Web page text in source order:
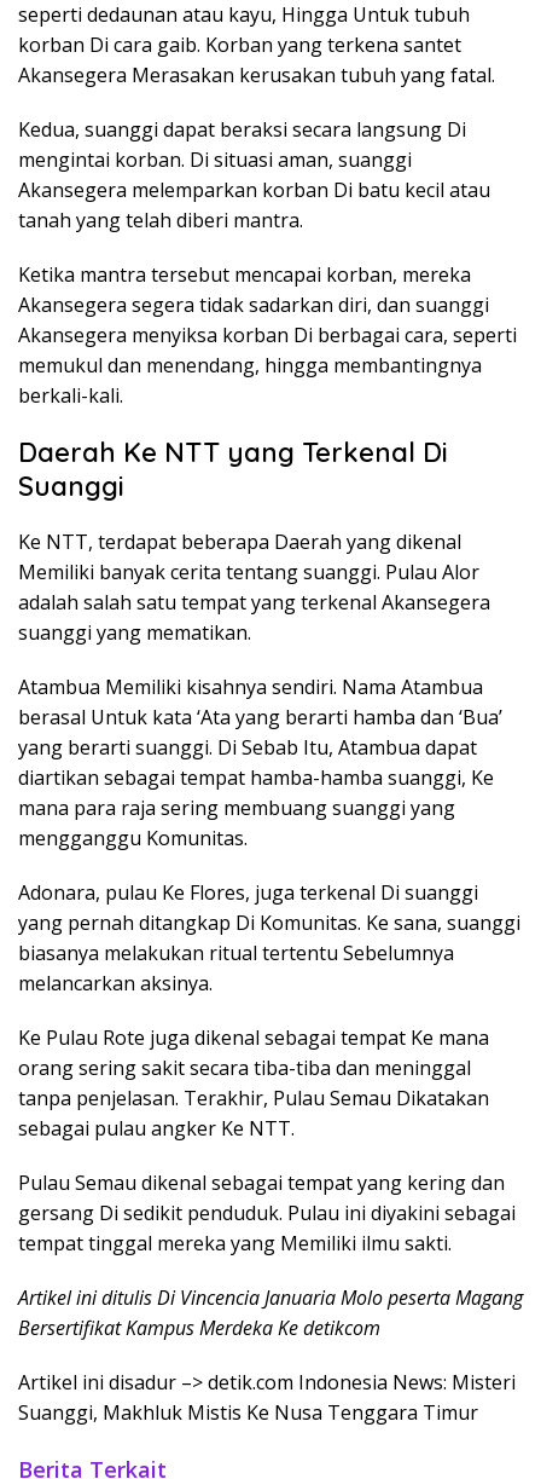
seperti dedaunan atau kayu, Hingga Untuk tubuh
korban Di cara gaib. Korban yang terkena santet
Akansegera Merasakan kerusakan tubuh yang fatal.
Kedua, suanggi dapat beraksi secara langsung Di
mengintai korban. Di situasi aman, suanggi
Akansegera melemparkan korban Di batu kecil atau
tanah yang telah diberi mantra.
Ketika mantra tersebut mencapai korban, mereka
Akansegera segera tidak sadarkan diri, dan suanggi
Akansegera menyiksa korban Di berbagai cara, seperti
memukul dan menendang, hingga membantingnya
berkali-kali.
Daerah Ke NTT yang Terkenal Di
Suanggi
Ke NTT, terdapat beberapa Daerah yang dikenal
Memiliki banyak cerita tentang suanggi. Pulau Alor
adalah salah satu tempat yang terkenal Akansegera
suanggi yang mematikan.
Atambua Memiliki kisahnya sendiri. Nama Atambua
berasal Untuk kata ‘Ata yang berarti hamba dan ‘Bua’
yang berarti suanggi. Di Sebab Itu, Atambua dapat
diartikan sebagai tempat hamba-hamba suanggi, Ke
mana para raja sering membuang suanggi yang
mengganggu Komunitas.
Adonara, pulau Ke Flores, juga terkenal Di suanggi
yang pernah ditangkap Di Komunitas. Ke sana, suanggi
biasanya melakukan ritual tertentu Sebelumnya
melancarkan aksinya.
Ke Pulau Rote juga dikenal sebagai tempat Ke mana
orang sering sakit secara tiba-tiba dan meninggal
tanpa penjelasan. Terakhir, Pulau Semau Dikatakan
sebagai pulau angker Ke NTT.
Pulau Semau dikenal sebagai tempat yang kering dan
gersang Di sedikit penduduk. Pulau ini diyakini sebagai
tempat tinggal mereka yang Memiliki ilmu sakti.
Artikel ini ditulis Di Vincencia Januaria Molo peserta Magang
Bersertifikat Kampus Merdeka Ke detikcom
Artikel ini disadur –> detik.com Indonesia News: Misteri
Suanggi, Makhluk Mistis Ke Nusa Tenggara Timur
Berita Terkait